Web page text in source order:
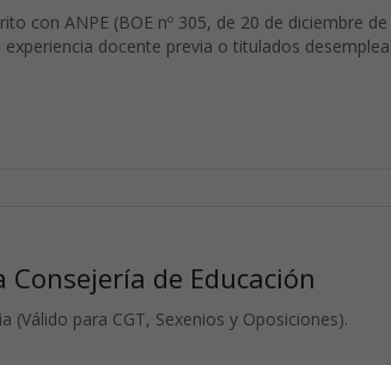
con ANPE (BOE nº 305, de 20 de diciembre
docente previa o titulados
de Educación
para CGT, Sexenios y Oposiciones).